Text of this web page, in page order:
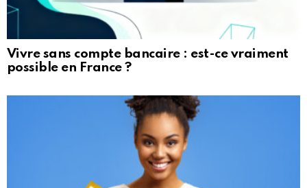
Vivre sans compte bancaire : est-ce vraiment
possible en France ?